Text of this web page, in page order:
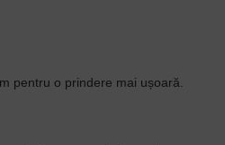
pentru o prindere mai ușoară.